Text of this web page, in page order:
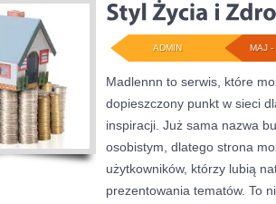
MAJ -
ADMIN
Madlennn to serwis, które
dopieszczony punkt w sieci
inspiracji. Już sama nazwa
osobistym, dlatego strona
użytkowników, którzy lubią
prezentowania tematów. To